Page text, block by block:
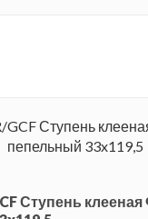
Ступень